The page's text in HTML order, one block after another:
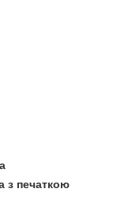
з печаткою